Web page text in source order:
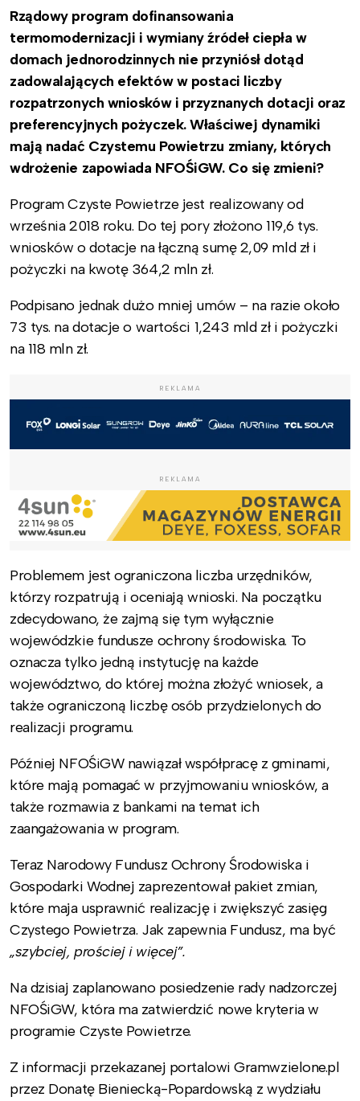
Rządowy program dofinansowania
termomodernizacji i wymiany źródeł ciepła w
domach jednorodzinnych nie przyniósł dotąd
zadowalających efektów w postaci liczby
rozpatrzonych wniosków i przyznanych dotacji oraz
preferencyjnych pożyczek. Właściwej dynamiki
mają nadać Czystemu Powietrzu zmiany, których
wdrożenie zapowiada NFOŚiGW. Co się zmieni?
Program Czyste Powietrze jest realizowany od
września 2018 roku. Do tej pory złożono 119,6 tys.
wniosków o dotacje na łączną sumę 2,09 mld zł i
pożyczki na kwotę 364,2 mln zł.
Podpisano jednak dużo mniej umów – na razie około
73 tys. na dotacje o wartości 1,243 mld zł i pożyczki
na 118 mln zł.
REKLAMA
REKLAMA
Problemem jest ograniczona liczba urzędników,
którzy rozpatrują i oceniają wnioski. Na początku
zdecydowano, że zajmą się tym wyłącznie
wojewódzkie fundusze ochrony środowiska. To
oznacza tylko jedną instytucję na każde
województwo, do której można złożyć wniosek, a
także ograniczoną liczbę osób przydzielonych do
realizacji programu.
Później NFOŚiGW nawiązał współpracę z gminami,
które mają pomagać w przyjmowaniu wniosków, a
także rozmawia z bankami na temat ich
zaangażowania w program.
Teraz Narodowy Fundusz Ochrony Środowiska i
Gospodarki Wodnej zaprezentował pakiet zmian,
które maja usprawnić realizację i zwiększyć zasięg
Czystego Powietrza. Jak zapewnia Fundusz, ma być
„szybciej, prościej i więcej”.
Na dzisiaj zaplanowano posiedzenie rady nadzorczej
NFOŚiGW, która ma zatwierdzić nowe kryteria w
programie Czyste Powietrze.
Z informacji przekazanej portalowi Gramwzielone.pl
przez Donatę Bieniecką-Popardowską z wydziału